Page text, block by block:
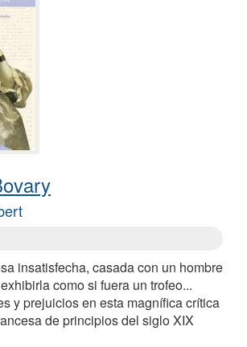
insatisfecha, casada con un hombre
como si fuera un trofeo...
y prejuicios en esta magnífica crítica
de principios del siglo XIX